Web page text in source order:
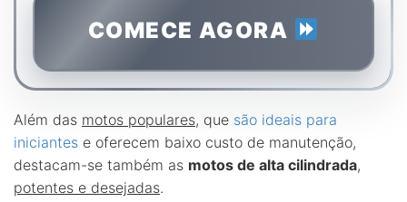
COMECE AGORA
Além das motos populares, que são ideais para
iniciantes e oferecem baixo custo de manutenção,
destacam-se também as motos de alta cilindrada,
potentes e desejadas.